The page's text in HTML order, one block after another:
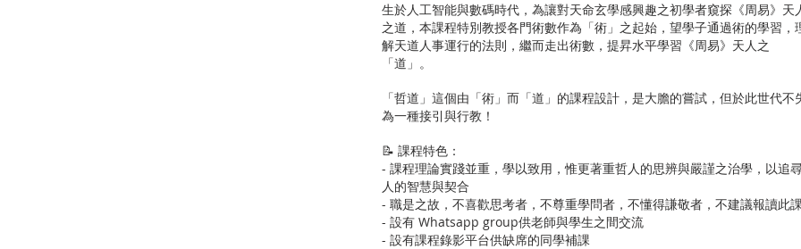
生於人工智能與數碼時代，為讓對天命玄學感興趣之初學者窺探《周易》天
之道，本課程特別教授各門術數作為「術」之起始，望學子通過術的學習，
解天道人事運行的法則，繼而走出術數，提昇水平學習《周易》天人之
「道」。
「哲道」這個由「術」而「道」的課程設計，是大膽的嘗試，但於此世代不
為一種接引與行教！
📝 課程特色：
- 課程理論實踐並重，學以致用，惟更著重哲人的思辨與嚴謹之治學，以追
人的智慧與契合
- 職是之故，不喜歡思考者，不尊重學問者，不懂得謙敬者，不建議報讀此
- 設有 Whatsapp group供老師與學生之間交流
- 設有課程錄影平台供缺席的同學補課